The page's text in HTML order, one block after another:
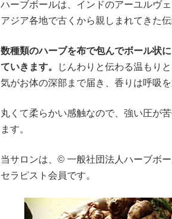
ハーブボールは、インドのアーユルヴ
アジア各地で古くから親しまれてきた
数種類のハーブを布で包んでボール状
ていきます。
じんわりと伝わる温もり
気がお体の深部まで届き、香りは呼吸
丸くて柔らかい感触なので、強い圧が
ます。
当サロンは、© 一般社団法人ハーブボ
セラピスト会員です。